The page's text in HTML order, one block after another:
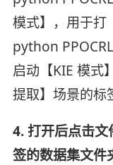
模式】，用于打
python
启动【KIE 模式
提取】场景的标
4. 打开后点击
签的数据集文件